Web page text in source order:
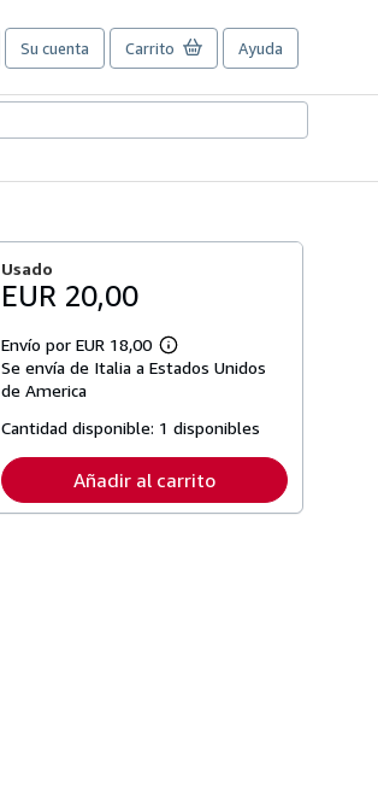
Su cuenta Carrito Ayuda
Usado
EUR 20,00
Envío por EUR 18,00
Más
información
tarifas
envío
Se envía de Italia a Estados Unidos
de America
Cantidad disponible: 1 disponibles
Añadir al carrito